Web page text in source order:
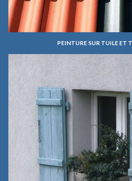
PEINTURE SUR TUILE ET